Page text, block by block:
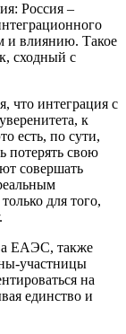
Россия –
и влиянию. Такое
сходный с
что интеграция с
к
есть, по сути,
потерять свою
совершать
для того,
ЕАЭС, также
участницы
на
единство и